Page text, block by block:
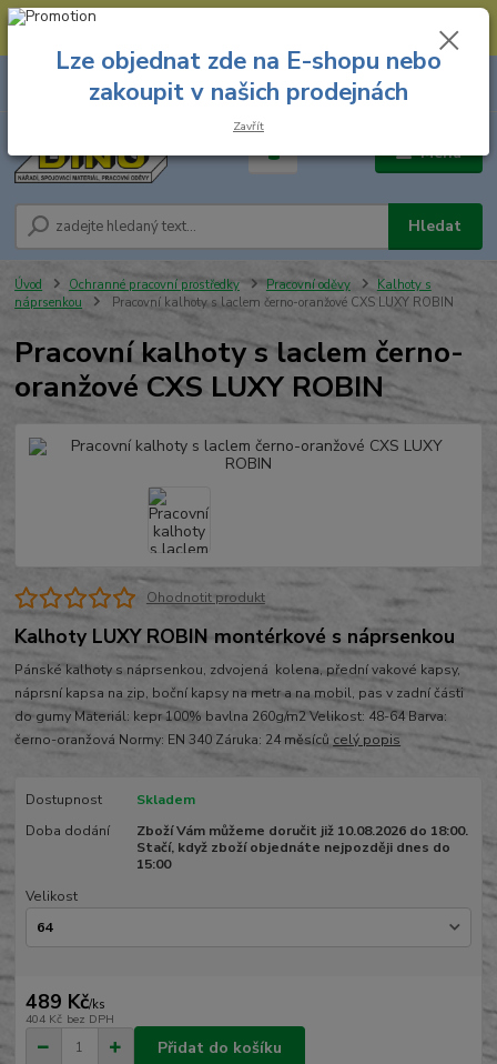
--- Spojovací materiál: 774 431 045 --- Prodejna nářadí: 731 449 423 --
Menu
Hledat
8.00 hod. - 16.00 hod.
za
Úvod Ochranné pracovní prostředky Pracovní oděvy
Kalhoty s
náprsenkou
Pracovní kalhoty s laclem černo-oranžové CXS LUXY ROBIN
Pracovní kalhoty s laclem černo-
oranžové CXS LUXY ROBIN
Ohodnotit produkt
Kalhoty LUXY ROBIN montérkové s náprsenkou
Pánské kalhoty s náprsenkou, zdvojená kolena, přední vakové kapsy,
náprsní kapsa na zip, boční kapsy na metr a na mobil, pas v zadní části
do gumy Materiál: kepr 100% bavlna 260g/m2 Velikost: 48-64 Barva:
černo-oranžová Normy: EN 340 Záruka: 24 měsíců celý popis
Dostupnost
Skladem
Doba dodání
Zboží Vám můžeme doručit již 10.08.2026 do 18:00.
Stačí, když zboží objednáte nejpozději dnes do
15:00
Velikost
489 Kč/ks
404 Kč bez DPH
Přidat do košíku
Lze objednat zde na E-shopu nebo
zakoupit v našich prodejnách
Zavřít